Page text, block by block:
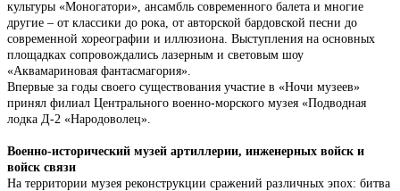
культуры «Моногатори», ансамбль современного балета и многие
другие – от классики до рока, от авторской бардовской песни до
современной хореографии и иллюзиона. Выступления на основных
площадках сопровождались лазерным и световым шоу
«Аквамариновая фантасмагория».
Впервые за годы своего существования участие в «Ночи музеев»
принял филиал Центрального военно-морского музея «Подводная
лодка Д-2 «Народоволец».
Военно-исторический музей артиллерии, инженерных войск и
войск связи
На территории музея реконструкции сражений различных эпох: битва